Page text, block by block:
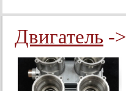
Двигатель ->